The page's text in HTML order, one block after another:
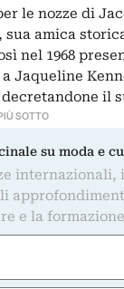
le nozze di
sua amica
nel 1968
Jaqueline
il
SOTTO
su moda e
internazionali,
e la